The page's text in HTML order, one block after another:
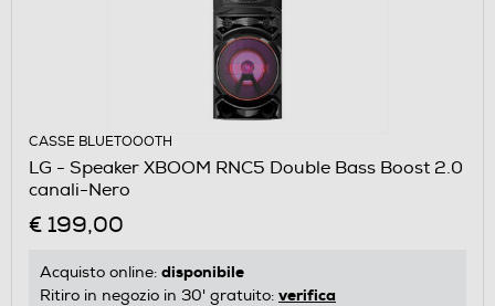
CASSE BLUETOOOTH
LG - Speaker XBOOM RNC5 Double Bass Boost 2.0
canali-Nero
€ 199,00
Acquisto online: disponibile
Ritiro in negozio in 30' gratuito: verifica